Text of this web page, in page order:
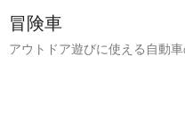
冒険車
アウトドア遊びに使える自動車